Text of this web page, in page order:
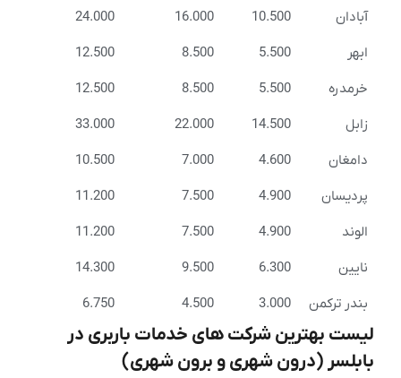
آبادان
10.500
16.000
24.000
ابهر
5.500
8.500
12.500
خرمدره
5.500
8.500
12.500
زابل
14.500
22.000
33.000
دامغان
4.600
7.000
10.500
پردیسان
4.900
7.500
11.200
الوند
4.900
7.500
11.200
نایین
6.300
9.500
14.300
بندر ترکمن
3.000
4.500
6.750
لیست بهترین شرکت های خدمات باربری در
بابلسر (درون شهری و برون شهری)